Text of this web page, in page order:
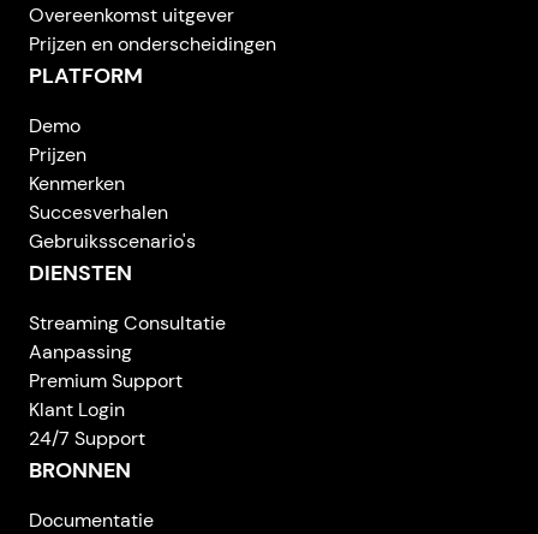
Overeenkomst uitgever
Prijzen en onderscheidingen
PLATFORM
Demo
Prijzen
Kenmerken
Succesverhalen
Gebruiksscenario's
DIENSTEN
Streaming Consultatie
Aanpassing
Premium Support
Klant Login
24/7 Support
BRONNEN
Documentatie